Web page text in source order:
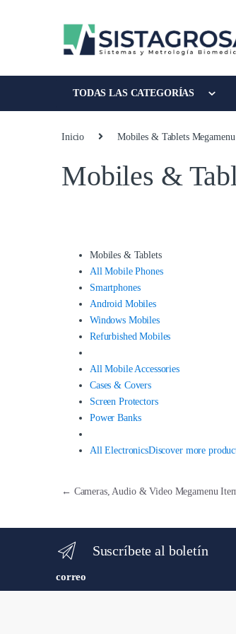
TODAS LAS CATEGORÍAS
Inicio Mobiles & Tablets
Mobiles &
Mobiles & Tablets
All Mobile Phones
Smartphones
Android Mobiles
Windows Mobiles
Refurbished Mobiles
All Mobile Accessories
Cases & Covers
Screen Protectors
Power Banks
All ElectronicsDiscover more
Navegación
entradas
← Cameras, Audio & Video Megamenu
Suscríbete al boletín
correo